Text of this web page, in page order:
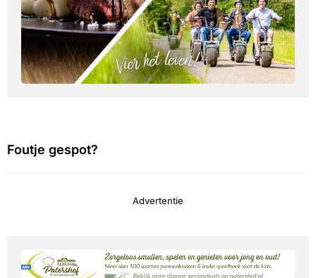
Foutje gespot?
Advertentie